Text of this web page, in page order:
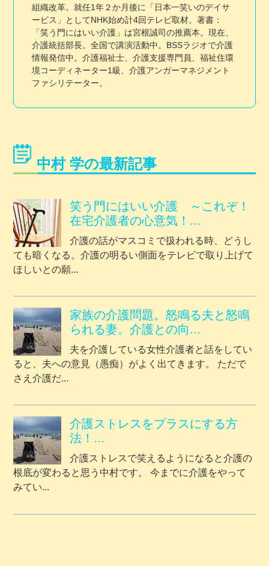
組織改革。就任1年２か月後に「日本一笑いのデイサ
ービス」としてNHK始め計4回テレビ取材。著書：
「笑う門にはいい介護」は宮根誠司の推薦本。現在、
介護統括部長。全国で講演活動中。BSSラジオで介護
情報発信中。介護福祉士、介護支援専門員、福祉住環
境コーディネーター1級、介護アンガーマネジメント
ファシリテーター。
中村 学の最新記事
笑う門にはいい介護 ～これぞ！
在宅介護者の心意気！...
介護の話がマスコミで扱われる時、どうし
ても暗くなる。介護の明るい側面をテレビで取り上げて
ほしいとの願...
家族の介護問題。怒鳴る夫と怒鳴
られる妻。介護との向...
夫を介護している女性介護者と話をしてい
ると、夫への意見（愚痴）がよく出てきます。 ただで
さえ介護だ...
介護ストレスをプラスにする方
法！...
介護ストレスで笑えるようになると介護の
根底が変わると思う中村です。 今までに介護をやって
みてい...